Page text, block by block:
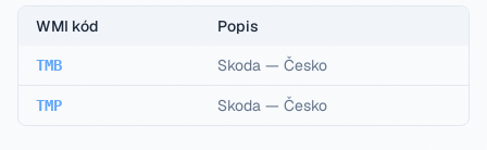
WMI kód Popis
TMB Skoda — Česko
TMP Skoda — Česko